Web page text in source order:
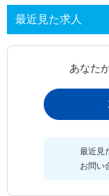
最近見た求人
あなた
最近見
お問い